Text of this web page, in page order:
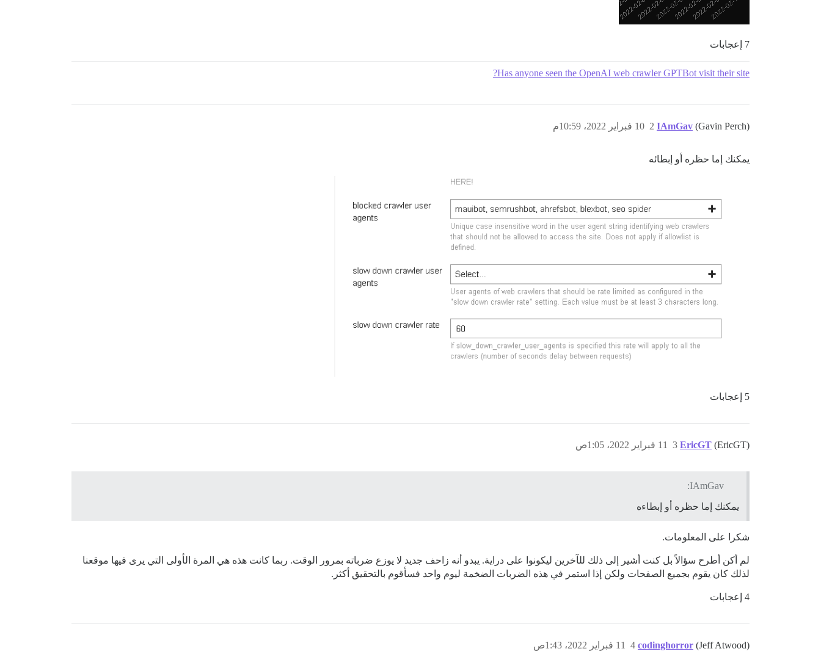
7 إعجابات
Has anyone seen the OpenAI web crawler GPTBot visit their site?
IAmGav (Gavin Perch) 10 فبراير 2022، 10:59م 2
يمكنك إما حظره أو إبطائه
5 إعجابات
EricGT (EricGT) 11 فبراير 2022، 1:05ص 3
IAmGav:
يمكنك إما حظره أو إبطاءه
شكرا على المعلومات.
لم أكن أطرح سؤالاً بل كنت أشير إلى ذلك للآخرين ليكونوا على دراية. يبدو أنه زاحف جديد لا يوزع ضرباته بمرور الوقت. ربما كانت هذه هي المرة الأولى التي يرى فيها موقعنا
لذلك كان يقوم بجميع الصفحات ولكن إذا استمر في هذه الضربات الضخمة ليوم واحد فسأقوم بالتحقيق أكثر.
4 إعجابات
codinghorror (Jeff Atwood) 11 فبراير 2022، 1:43ص 4